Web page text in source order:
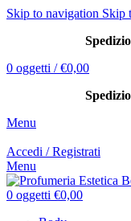
Skip to navigation Skip
0 oggetti / €0,00
Menu
Accedi / Registrati
Menu
0 oggetti €0,00